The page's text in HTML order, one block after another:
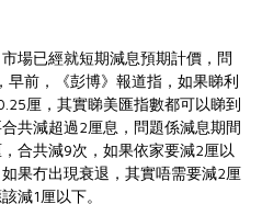
場已經就短期減息預期計價，問
前，《彭博》報道指，如果睇利
厘，其實睇美匯指數都可以睇到
共減超過2厘息，問題係減息期間
合共減9次，如果依家要減2厘以
果冇出現衰退，其實唔需要減2厘
減1厘以下。